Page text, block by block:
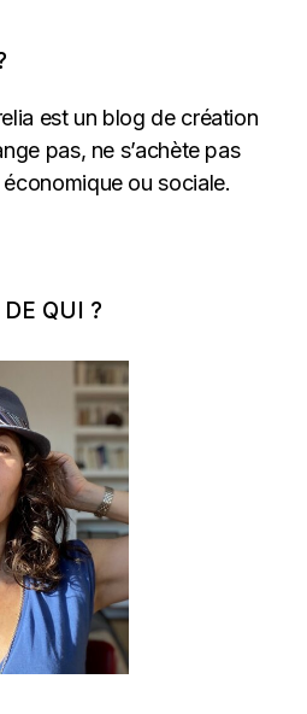
est un blog de création
pas, ne s’achète pas
économique ou sociale.
QUI ?